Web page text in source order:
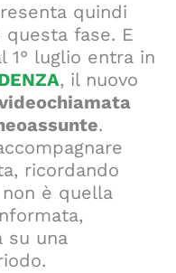
quindi
fase. E
1° luglio entra in
, il nuovo
.
ricordando
è quella
su una